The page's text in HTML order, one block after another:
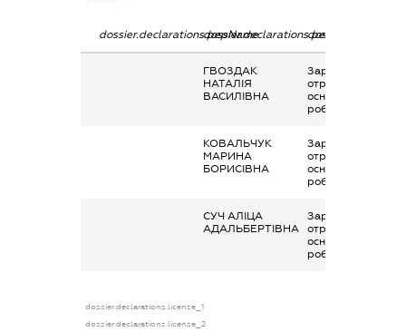
dossier.declarations.pepNamedossier.declarations.personName
ГВОЗДАК
НАТАЛІЯ
ВАСИЛІВНА
Заробітна плата
отримана за
основним місцем
роботи
КОВАЛЬЧУК
МАРИНА
БОРИСІВНА
Заробітна плата
отримана за
основним місцем
роботи
СУЧ АЛІЦА
АДАЛЬБЕРТІВНА
Заробітна плата
отримана за
основним місцем
роботи
dossier.declarations.license_1
dossier.declarations.license_2